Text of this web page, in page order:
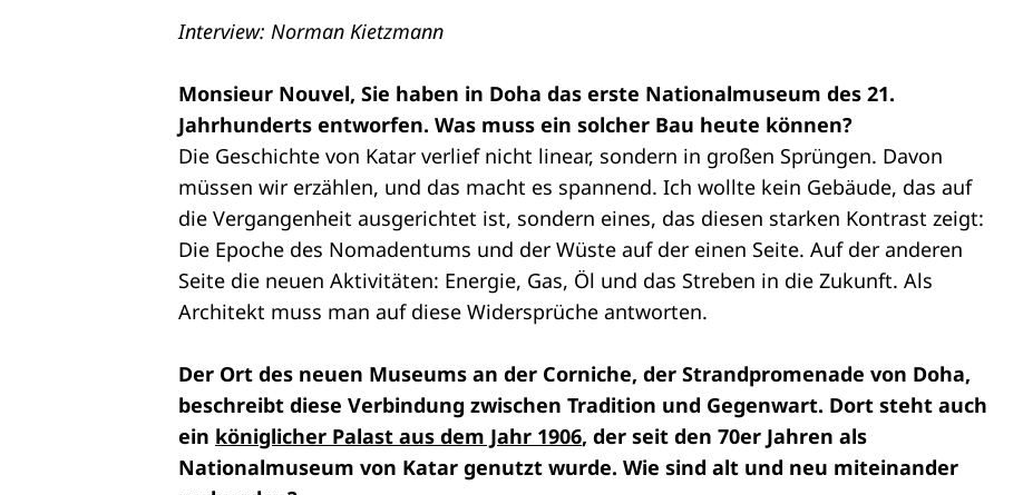
Interview: Norman Kietzmann
Monsieur Nouvel, Sie haben in Doha das erste Nationalmuseum des 21.
Jahrhunderts entworfen. Was muss ein solcher Bau heute können?
Die Geschichte von Katar verlief nicht linear, sondern in großen Sprüngen. Davon
müssen wir erzählen, und das macht es spannend. Ich wollte kein Gebäude, das auf
die Vergangenheit ausgerichtet ist, sondern eines, das diesen starken Kontrast zeigt:
Die Epoche des Nomadentums und der Wüste auf der einen Seite. Auf der anderen
Seite die neuen Aktivitäten: Energie, Gas, Öl und das Streben in die Zukunft. Als
Architekt muss man auf diese Widersprüche antworten.
Der Ort des neuen Museums an der Corniche, der Strandpromenade von Doha,
beschreibt diese Verbindung zwischen Tradition und Gegenwart. Dort steht auch
ein königlicher Palast aus dem Jahr 1906, der seit den 70er Jahren als
Nationalmuseum von Katar genutzt wurde. Wie sind alt und neu miteinander